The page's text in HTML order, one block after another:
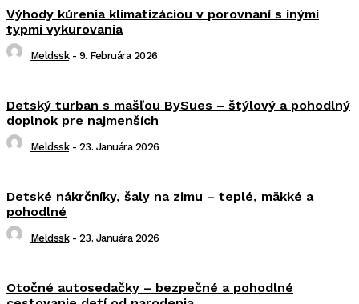
Výhody kúrenia klimatizáciou v porovnaní s inými
typmi vykurovania
Meldssk - 9. Februára 2026
Detský turban s mašľou BySues – štýlový a pohodlný
doplnok pre najmenších
Meldssk - 23. Januára 2026
Detské nákrčníky, šaly na zimu – teplé, mäkké a
pohodlné
Meldssk - 23. Januára 2026
Otočné autosedačky – bezpečné a pohodlné